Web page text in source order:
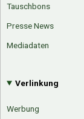
Tauschbons
Presse News
Mediadaten
Verlinkung
Werbung